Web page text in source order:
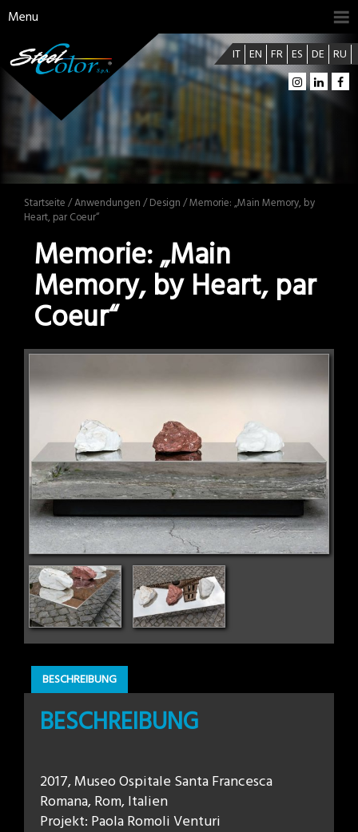
Menu
IT EN FR ES DE RU
Startseite /Anwendungen /Design / Memorie: „Main Memory, by
Heart, par Coeur“
Memorie: „Main
Memory, by Heart, par
Coeur“
BESCHREIBUNG
BESCHREIBUNG
2017, Museo Ospitale Santa Francesca
Romana, Rom, Italien
Projekt: Paola Romoli Venturi